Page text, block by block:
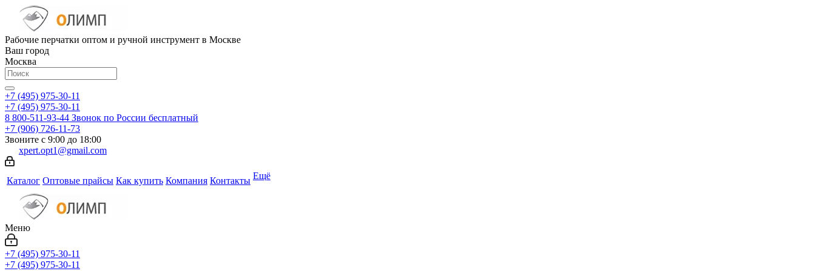
Рабочие перчатки оптом и ручной инструмент в Москве
Ваш город
Москва
+7 (495) 975-30-11
+7 (495) 975-30-11
8 800-511-93-44 Звонок по России бесплатный
+7 (906) 726-11-73
Звоните с 9:00 до 18:00
xpert.opt1@gmail.com
Каталог Оптовые прайсы Как купить Компания Контакты Ещё
Меню
+7 (495) 975-30-11
+7 (495) 975-30-11